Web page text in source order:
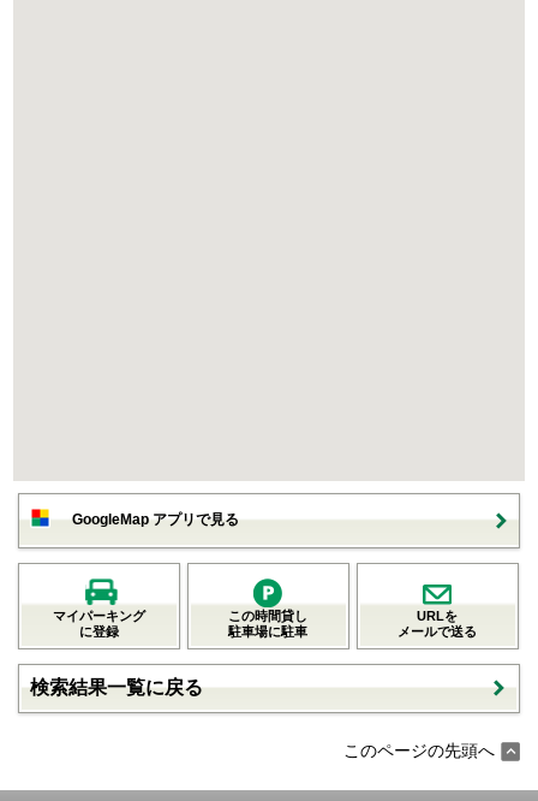
GoogleMap アプリで見る
マイパーキング
に登録
この時間貸し
駐車場に駐車
URLを
メールで送る
検索結果一覧に戻る
このページの先頭へ